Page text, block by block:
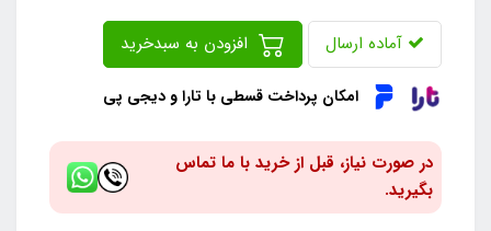
آماده ارسال
امکان پرداخت قسطی با تارا و دیجی پی
در صورت نیاز، قبل از خرید با ما تماس
بگیرید.